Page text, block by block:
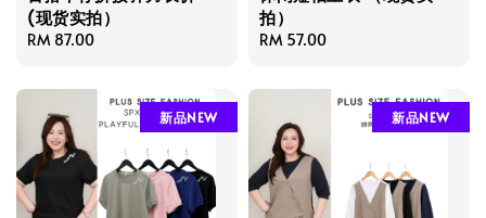
(现货实拍）
Regular
RM 87.00
拍）
Regular
RM 57.00
新品NEW 新品NEW